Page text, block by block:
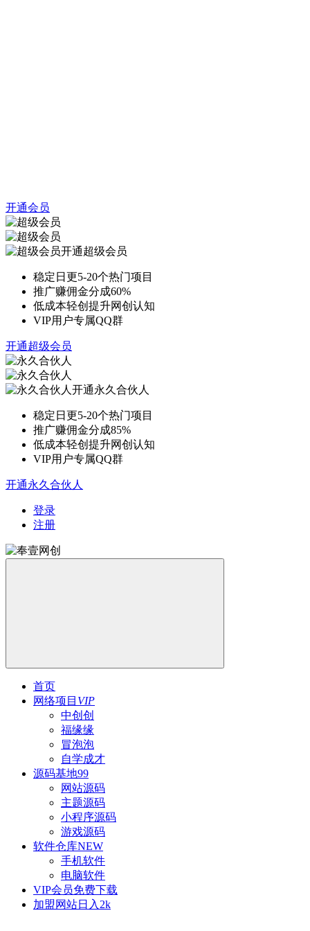
开通会员
开通超级会员
稳定日更5-20个热门项目
推广赚佣金分成60%
低成本轻创提升网创认知
VIP用户专属QQ群
开通超级会员
开通永久合伙人
稳定日更5-20个热门项目
推广赚佣金分成85%
低成本轻创提升网创认知
VIP用户专属QQ群
开通永久合伙人
登录
注册
首页
网络项目 VIP
中创创
福缘缘
冒泡泡
自学成才
源码基地99
网站源码
主题源码
小程序源码
游戏源码
软件仓库NEW
手机软件
电脑软件
VIP会员免费下载
加盟网站日入2k